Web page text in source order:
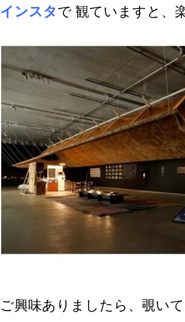
インスタで 観ていますと、
ご興味ありましたら、覗い